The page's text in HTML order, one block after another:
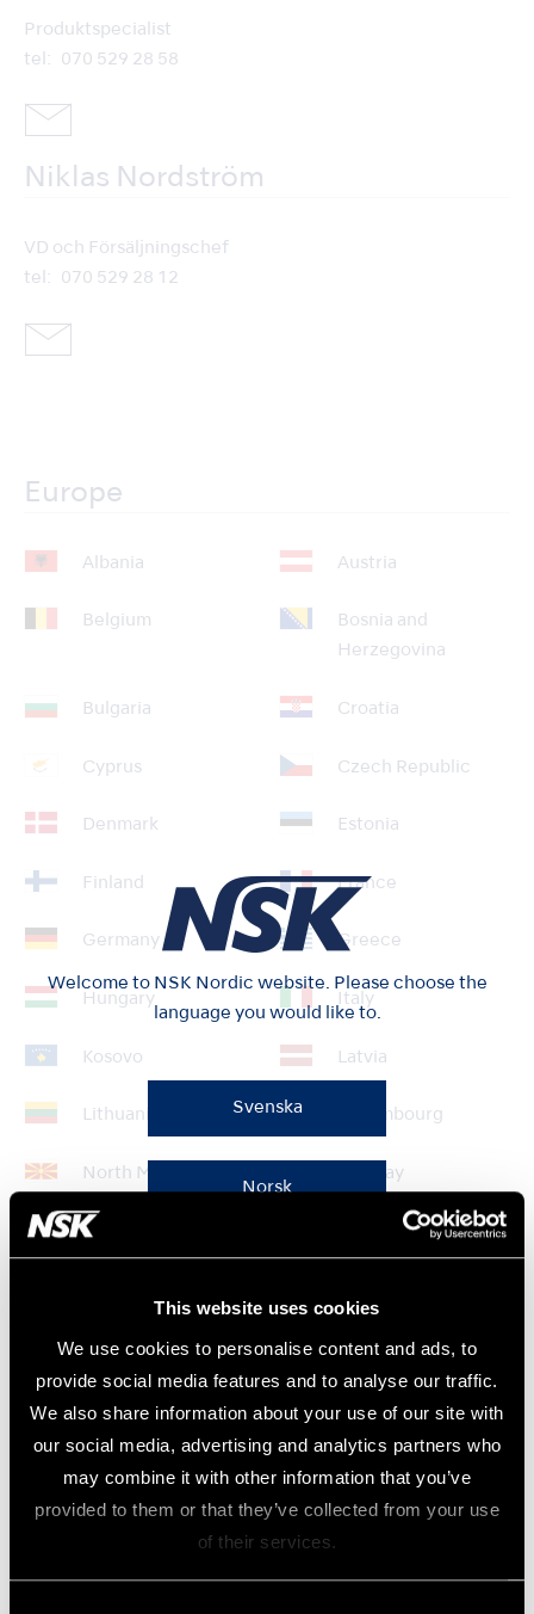
This website uses cookies
We use cookies to personalise content and ads, to
provide social media features and to analyse our traffic.
We also share information about your use of our site with
our social media, advertising and analytics partners who
may combine it with other information that you’ve
provided to them or that they’ve collected from your use
of their services.
Welcome to NSK Nordic website. Please choose the
language you would like to.
Svenska
Norsk
Suomi
Produktspecialist
tel
070 529 28 58
Niklas Nordström
VD och Försäljningschef
tel
070 529 28 12
Europe
Albania Austria
Belgium
Bosnia and
Herzegovina
Bulgaria Croatia
Cyprus Czech Republic
Denmark Estonia
Finland France
Germany Greece
Hungary Italy
Kosovo Latvia
Lithuania Luxembourg
North Macedonia Norway
Moldova
Serbia Slovakia
Slovenia
The Netherlands Turkey
UK&ROI Ukraine